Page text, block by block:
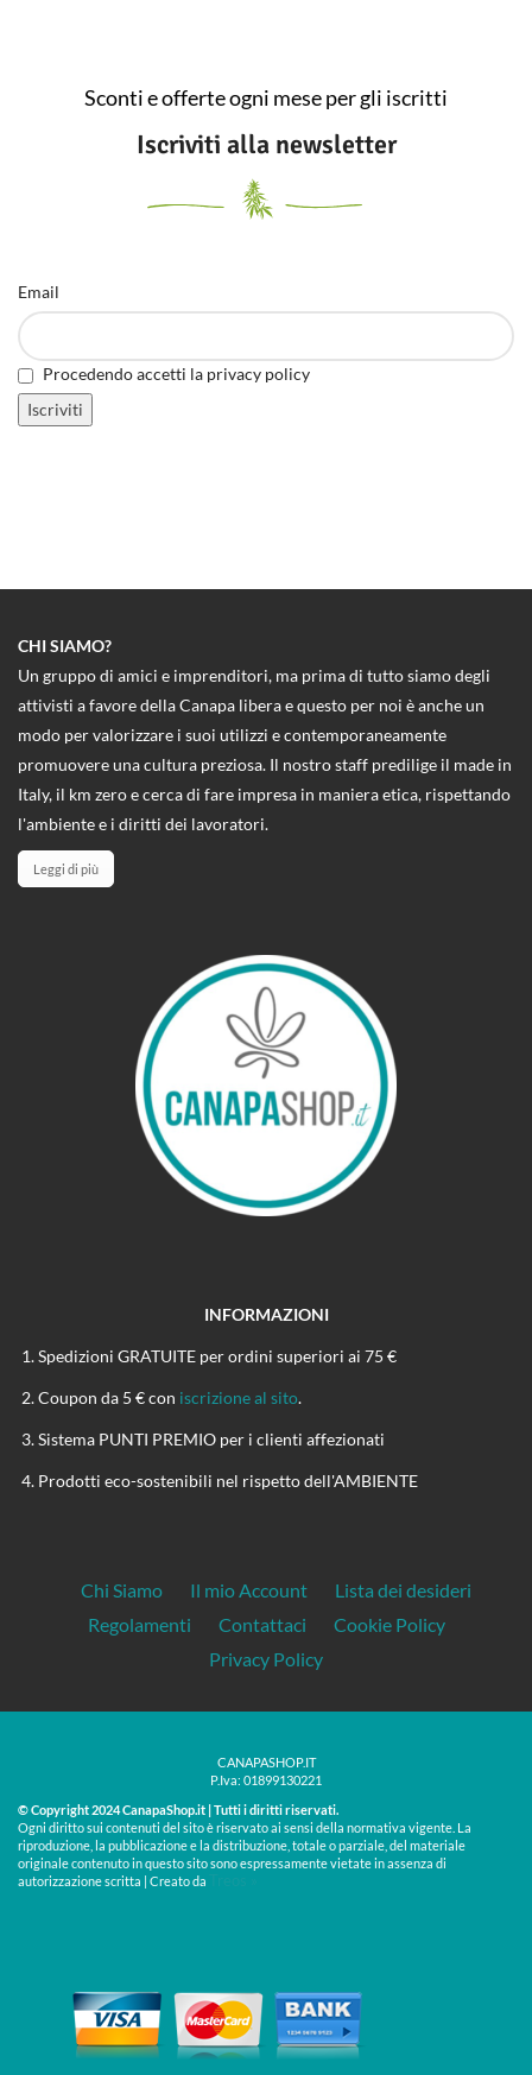
Sconti e offerte ogni mese per gli iscritti
Iscriviti alla newsletter
Email
Procedendo accetti la privacy policy
CHI SIAMO?
Un gruppo di amici e imprenditori, ma prima di tutto siamo degli
attivisti a favore della Canapa libera e questo per noi è anche un
modo per valorizzare i suoi utilizzi e contemporaneamente
promuovere una cultura preziosa. Il nostro staff predilige il made in
Italy, il km zero e cerca di fare impresa in maniera etica, rispettando
l'ambiente e i diritti dei lavoratori.
Leggi di più
INFORMAZIONI
Spedizioni GRATUITE per ordini superiori ai 75 €
Coupon da 5 € con iscrizione al sito.
Sistema PUNTI PREMIO per i clienti affezionati
Prodotti eco-sostenibili nel rispetto dell'AMBIENTE
Chi Siamo Il mio Account
Lista dei desideri
Regolamenti
Contattaci
Cookie Policy
Privacy Policy
CANAPASHOP.IT
P.Iva: 01899130221
© Copyright 2024 CanapaShop.it | Tutti i diritti riservati.
Ogni diritto sui contenuti del sito è riservato ai sensi della normativa vigente. La
riproduzione, la pubblicazione e la distribuzione, totale o parziale, del materiale
originale contenuto in questo sito sono espressamente vietate in assenza di
autorizzazione scritta | Creato da